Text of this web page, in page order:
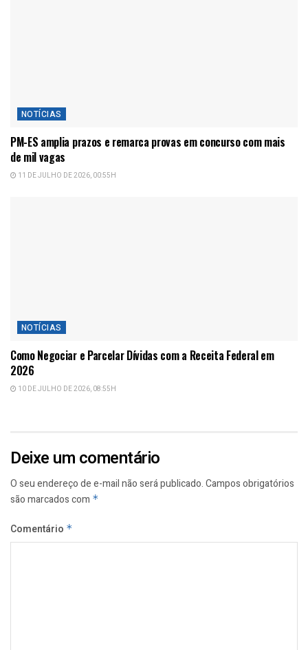
NOTÍCIAS
PM-ES amplia prazos e remarca provas em concurso com mais
de mil vagas
11 DE JULHO DE 2026, 00:55H
NOTÍCIAS
Como Negociar e Parcelar Dívidas com a Receita Federal em
2026
10 DE JULHO DE 2026, 08:55H
Deixe um comentário
O seu endereço de e-mail não será publicado.Campos obrigatórios
são marcados com *
Comentário *